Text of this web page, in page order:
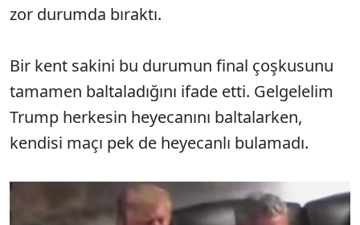
zor durumda bıraktı.
Bir kent sakini bu durumun final çoşkusunu
tamamen baltaladığını ifade etti. Gelgelelim
Trump herkesin heyecanını baltalarken,
kendisi maçı pek de heyecanlı bulamadı.